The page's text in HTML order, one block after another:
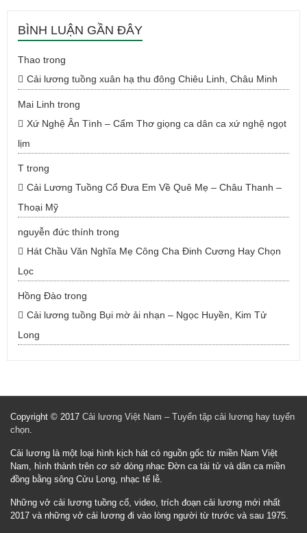
BÌNH LUẬN GẦN ĐÂY
Thao trong
Cải lương tuồng xuân hạ thu đông Chiêu Linh, Châu Minh
Mai Linh trong
Xứ Nghệ Ân Tình – Cẩm Thơ giọng ca dân ca xứ nghệ ngọt
lịm
T trong
Cải Lương Tuồng Cổ Đưa Em Về Quê Mẹ – Châu Thanh –
Thoại Mỹ
nguyễn đức thính trong
Hát Chầu Văn Nghĩa Mẹ Công Cha Đinh Cương Hay Chọn
Lọc
Hồng Đào trong
Cải lương tuồng Bụi mờ ải nhạn – Ngọc Huyền, Kim Tử
Long
Copyright © 2017 Cải lương Việt Nam – Tuyển tập cải lương hay tuyển
chọn.
Cải lương là một loại hình kịch hát có nguồn gốc từ miền Nam Việt
Nam, hình thành trên cơ sở dòng nhạc Đờn ca tài tử và dân ca miền
đồng bằng sông Cửu Long, nhạc tế lễ.
Những vở cải lương tuồng cổ, video, trích đoạn cải lương mới nhất
2017 và những vở cải lương đi vào lòng người từ trước và sau 1975.